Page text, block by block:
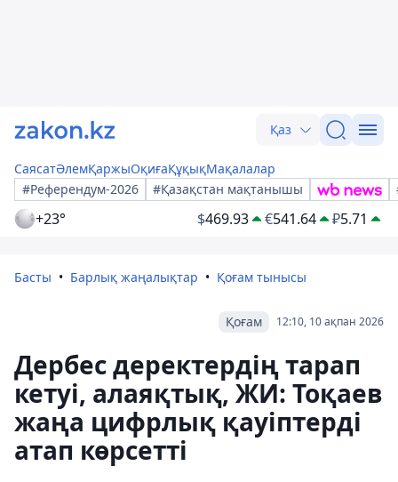
Қаз
СаясатӘлемҚаржыОқиғаҚұқықМақалалар
#Референдум-2026
#Қазақстан мақтанышы
+23° $469.93 €541.64 ₽5.71
Басты Барлық жаңалықтар Қоғам тынысы
12:10, 10 ақпан 2026
Қоғам
Дербес деректердің тарап
кетуі, алаяқтық, ЖИ: Тоқаев
жаңа цифрлық қауіптерді
атап көрсетті